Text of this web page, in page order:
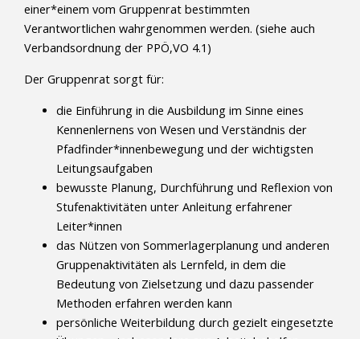
einer*einem vom Gruppenrat bestimmten
Verantwortlichen wahrgenommen werden. (siehe auch
Verbandsordnung der PPÖ,VO 4.1)
Der Gruppenrat sorgt für:
die Einführung in die Ausbildung im Sinne eines
Kennenlernens von Wesen und Verständnis der
Pfadfinder*innenbewegung und der wichtigsten
Leitungsaufgaben
bewusste Planung, Durchführung und Reflexion von
Stufenaktivitäten unter Anleitung erfahrener
Leiter*innen
das Nützen von Sommerlagerplanung und anderen
Gruppenaktivitäten als Lernfeld, in dem die
Bedeutung von Zielsetzung und dazu passender
Methoden erfahren werden kann
persönliche Weiterbildung durch gezielt eingesetzte